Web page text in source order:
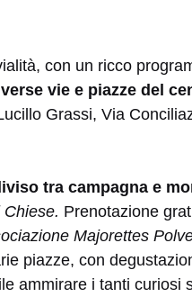
con un ricco
vie e piazze del
Grassi, Via
tra campagna e
Chiese. Prenotazione
Majorettes
piazze, con
ammirare i tanti curiosi